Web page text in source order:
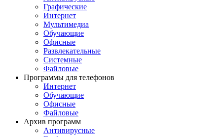
Графические
Интернет
Мультимедиа
Обучающие
Офисные
Развлекательные
Системные
Файловые
Программы для телефонов
Интернет
Обучающие
Офисные
Файловые
Архив программ
Антивирусные